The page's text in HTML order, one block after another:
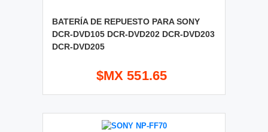
BATERÍA DE REPUESTO PARA SONY
DCR-DVD105 DCR-DVD202 DCR-DVD203
DCR-DVD205
$MX 551.65